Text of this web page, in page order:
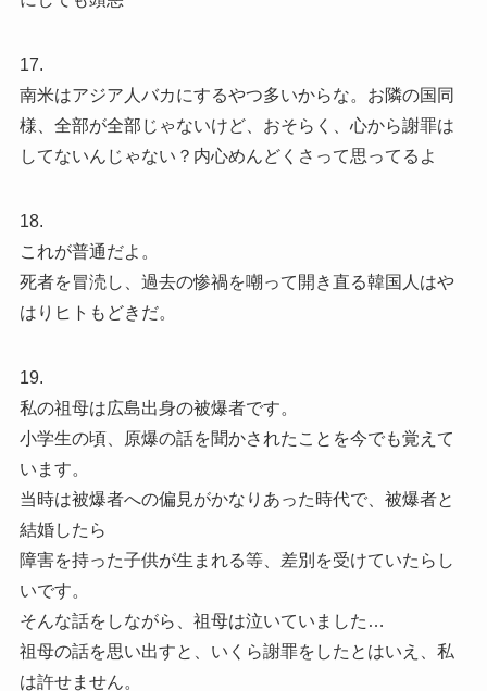
17.
南米はアジア人バカにするやつ多いからな。お隣の国同
様、全部が全部じゃないけど、おそらく、心から謝罪は
してないんじゃない？内心めんどくさって思ってるよ
18.
これが普通だよ。
死者を冒涜し、過去の惨禍を嘲って開き直る韓国人はや
はりヒトもどきだ。
19.
私の祖母は広島出身の被爆者です。
小学生の頃、原爆の話を聞かされたことを今でも覚えて
います。
当時は被爆者への偏見がかなりあった時代で、被爆者と
結婚したら
障害を持った子供が生まれる等、差別を受けていたらし
いです。
そんな話をしながら、祖母は泣いていました…
祖母の話を思い出すと、いくら謝罪をしたとはいえ、私
は許せません。